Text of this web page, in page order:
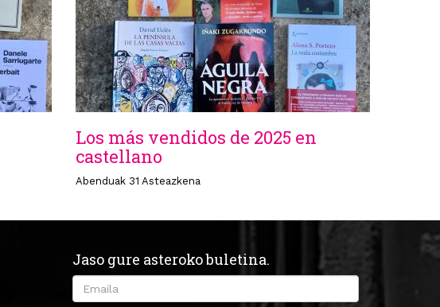
Los más vendidos de 2025 en
castellano
Abenduak 31 Asteazkena
Jaso gure asteroko buletina.